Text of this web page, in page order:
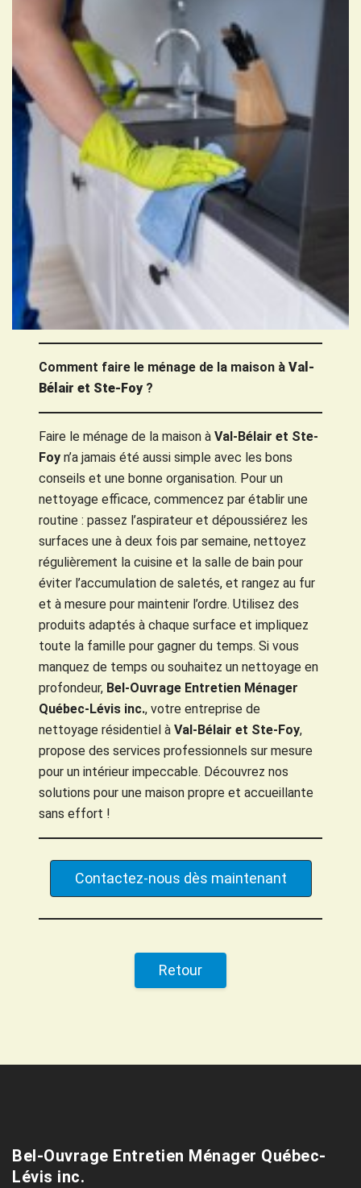
Comment faire le ménage de la maison àVal-
Bélair et Ste-Foy ?
Faire le ménage de la maison àVal-Bélair et Ste-
Foy n’a jamais été aussi simple avec les bons
conseils et une bonne organisation. Pour un
nettoyage efficace, commencez par établir une
routine : passez l’aspirateur et dépoussiérez les
surfaces une à deux fois par semaine, nettoyez
régulièrement la cuisine et la salle de bain pour
éviter l’accumulation de saletés, et rangez au fur
et à mesure pour maintenir l’ordre. Utilisez des
produits adaptés à chaque surface et impliquez
toute la famille pour gagner du temps. Si vous
manquez de temps ou souhaitez un nettoyage en
profondeur, Bel-Ouvrage Entretien Ménager
Québec-Lévis inc., votre entreprise de
nettoyage résidentiel àVal-Bélair et Ste-Foy,
propose des services professionnels sur mesure
pour un intérieur impeccable. Découvrez nos
solutions pour une maison propre et accueillante
sans effort !
Contactez-nous dès maintenant
Retour
Bel-Ouvrage Entretien Ménager Québec-
Lévis inc.